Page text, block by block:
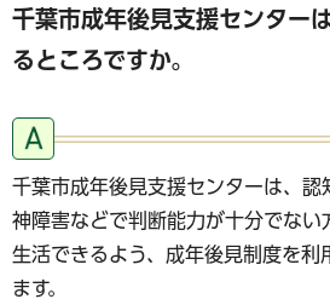
千葉市成年後見支援センター
るところですか。
千葉市成年後見支援センターは、認
神障害などで判断能力が十分でない
生活できるよう、成年後見制度を利
ます。